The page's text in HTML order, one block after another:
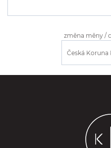
změna měny /